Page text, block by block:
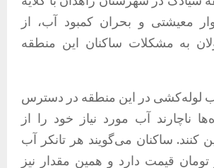
معیشتی و بحران کمبود آب، از
به مشکلات ساکنان این منطقه
آب لوله‌کشی در این منطقه در دسترس
ناچارند آب مورد نیاز خود را از
کنند. ساکنان می‌گویند هر تانکر آب
هزار تومان قیمت دارد و همین مقدار نیز